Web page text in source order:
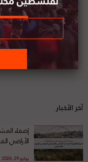
آخر الأخبار
إضفاء
الأراضي
يوليو 29, 2026